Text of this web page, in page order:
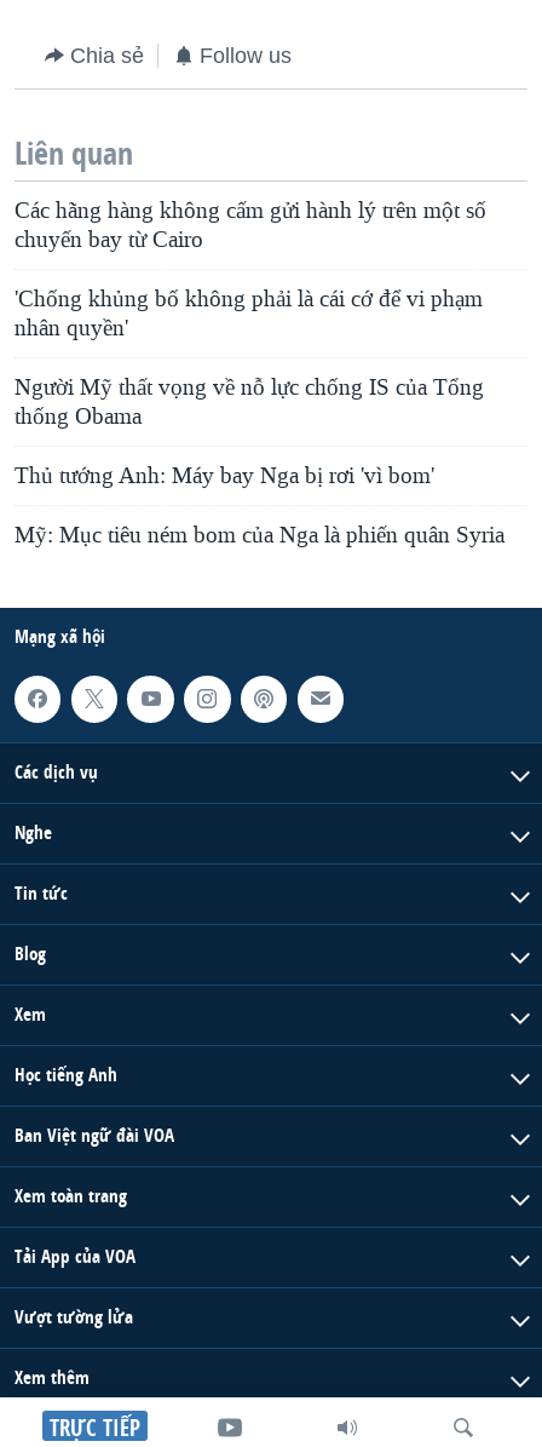
TRỰC TIẾP
Chia sẻ Follow us
Liên quan
Các hãng hàng không cấm gửi hành lý trên một số
chuyến bay từ Cairo
'Chống khủng bố không phải là cái cớ để vi phạm
nhân quyền'
Người Mỹ thất vọng về nỗ lực chống IS của Tổng
thống Obama
Thủ tướng Anh: Máy bay Nga bị rơi 'vì bom'
Mỹ: Mục tiêu ném bom của Nga là phiến quân Syria
Mạng xã hội
Các dịch vụ
Nghe
Tin tức
Blog
Xem
Học tiếng Anh
Ban Việt ngữ đài VOA
Xem toàn trang
Tải App của VOA
Vượt tường lửa
Xem thêm